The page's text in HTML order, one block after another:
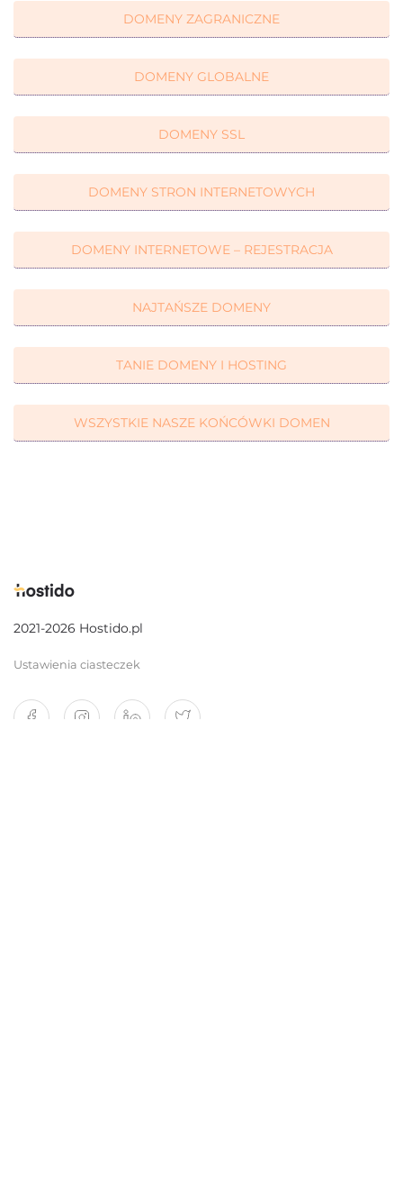
DOMENY ZAGRANICZNE
DOMENY GLOBALNE
DOMENY SSL
DOMENY STRON INTERNETOWYCH
DOMENY INTERNETOWE – REJESTRACJA
NAJTAŃSZE DOMENY
TANIE DOMENY I HOSTING
WSZYSTKIE NASZE KOŃCÓWKI DOMEN
2021-2026 Hostido.pl
Ustawienia ciasteczek